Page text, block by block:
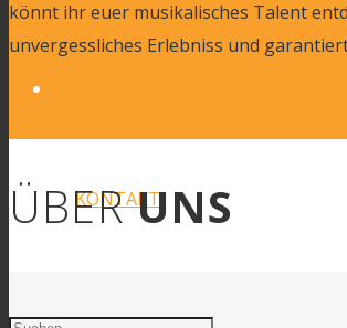
KONTAKT
könnt ihr euer musikalisches Talent
unvergessliches Erlebniss und
ÜBERUNS